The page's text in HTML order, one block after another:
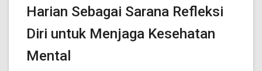
Harian Sebagai Sarana Refleksi
Diri untuk Menjaga Kesehatan
Mental